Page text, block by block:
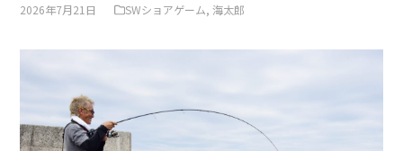
2026年7月21日 SWショアゲーム,海太郎